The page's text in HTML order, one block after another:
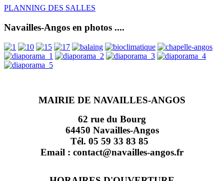
PLANNING DES SALLES
Navailles-Angos en photos ....
MAIRIE DE NAVAILLES-ANGOS
62 rue du Bourg
64450 Navailles-Angos
Tél. 05 59 33 83 85
Email : contact@navailles-angos.fr